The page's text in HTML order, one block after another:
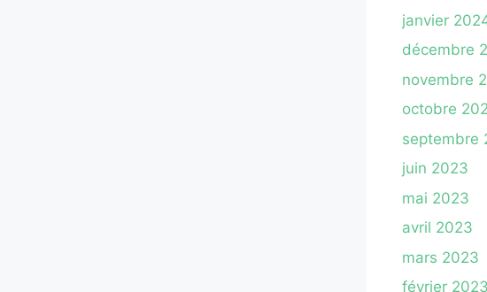
janvier
décembre
novembre
octobre
septembre
juin 2023
mai 2023
avril 2023
mars 2023
février 2023